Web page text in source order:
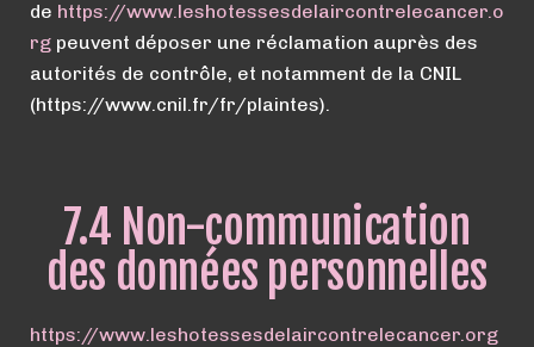
de https://www.leshotessesdelaircontrelecancer.o
rg peuvent déposer une réclamation auprès des
autorités de contrôle, et notamment de la CNIL
(https://www.cnil.fr/fr/plaintes).
7.4 Non-communication
des données personnelles
https://www.leshotessesdelaircontrelecancer.org